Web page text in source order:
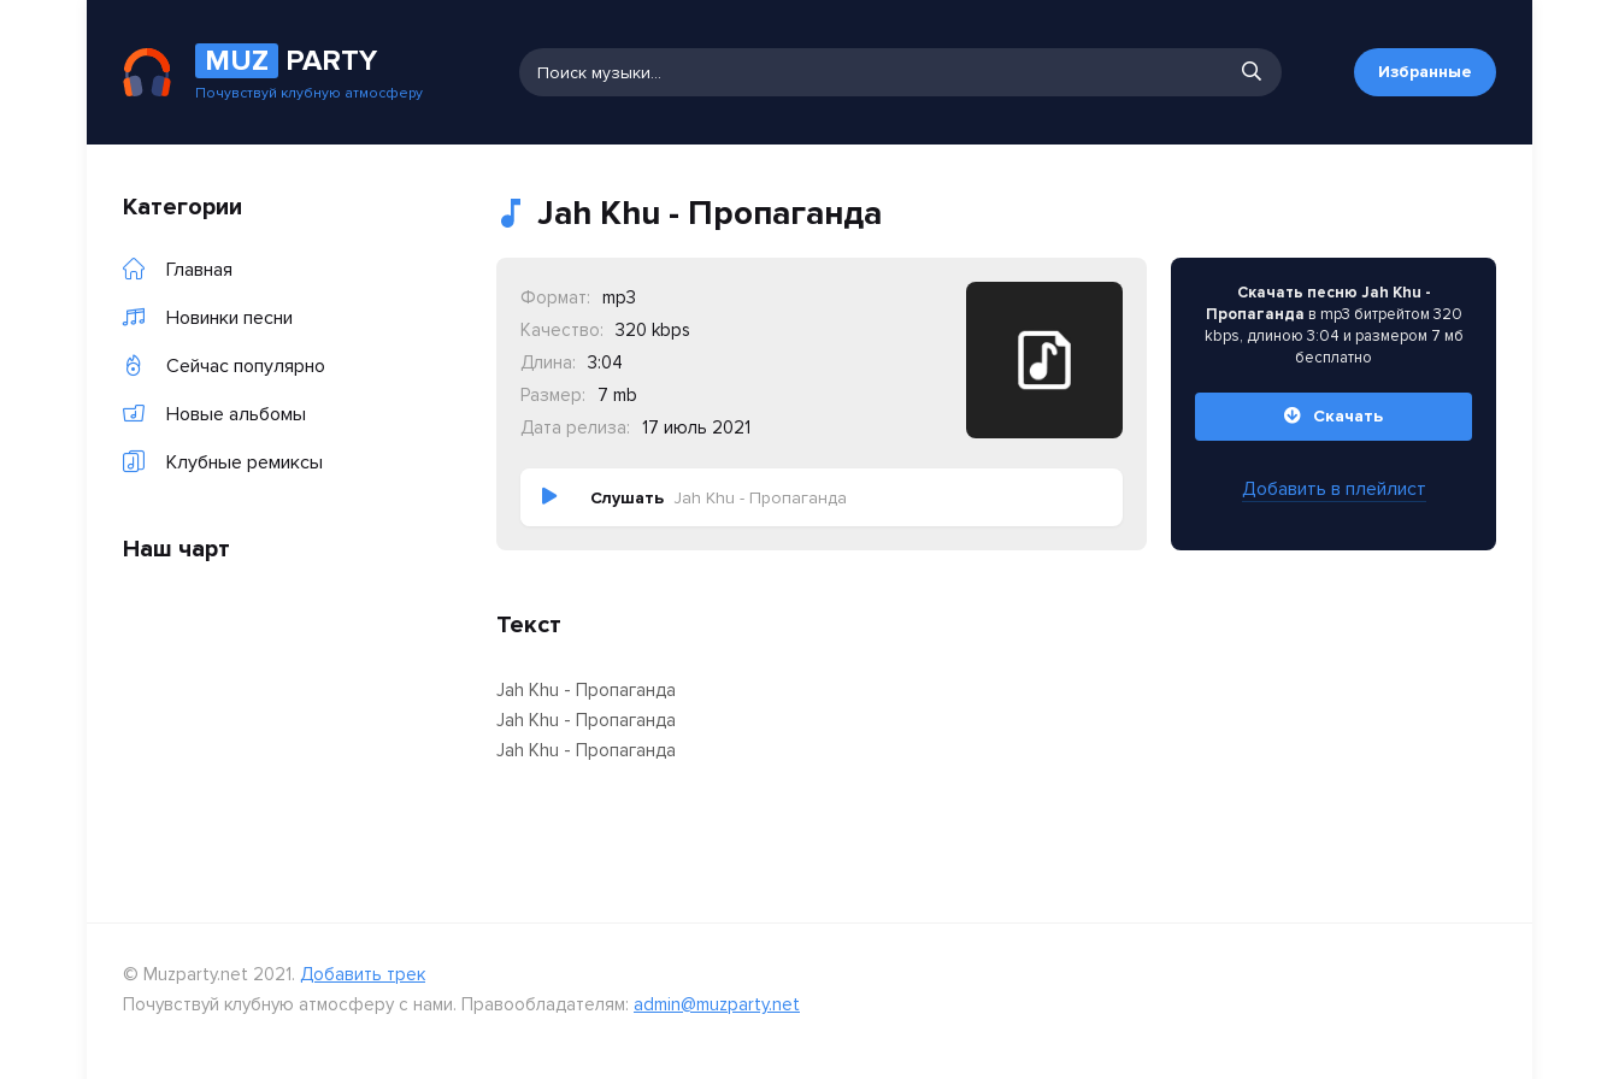
MUZ PARTY
Почувствуй клубную атмосферу
Избранные
Категории
Главная
Новинки песни
Сейчас популярно
Новые альбомы
Клубные ремиксы
Наш чарт
Jah Khu - Пропаганда
Формат:
mp3
Качество:
320 kbps
Длина:
3:04
Размер:
7 mb
Дата релиза:
17 июль 2021
Слушать Jah Khu - Пропаганда
Скачать песню Jah Khu -
Пропаганда в mp3 битрейтом 320
kbps, длиною 3:04 и размером 7 мб
бесплатно
Скачать
Добавить в плейлист
Текст
Jah Khu - Пропаганда
Jah Khu - Пропаганда
Jah Khu - Пропаганда
© Muzparty.net 2021. Добавить трек
Почувствуй клубную атмосферу с нами. Правообладателям: admin@muzparty.net